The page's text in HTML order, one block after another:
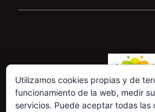
Utilizamos cookies propias y de
funcionamiento de la web, medir
servicios. Puede aceptar todas las